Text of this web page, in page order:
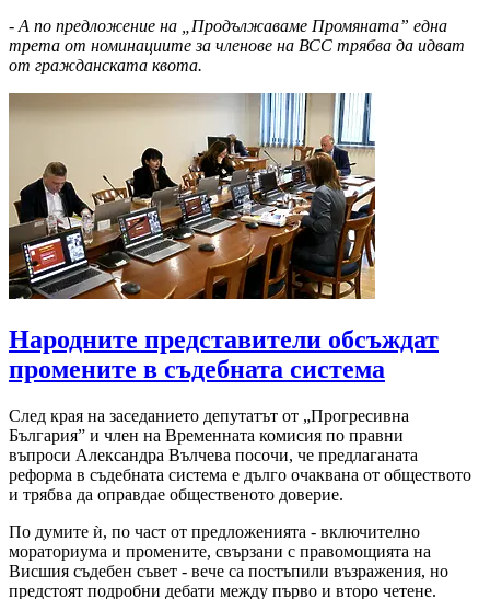
- А по предложение на „Продължаваме Промяната” една
трета от номинациите за членове на ВСС трябва да идват
от гражданската квота.
Народните представители обсъждат
промените в съдебната система
След края на заседанието депутатът от „Прогресивна
България” и член на Временната комисия по правни
въпроси Александра Вълчева посочи, че предлаганата
реформа в съдебната система е дълго очаквана от обществото
и трябва да оправдае общественото доверие.
По думите ѝ, по част от предложенията - включително
мораториума и промените, свързани с правомощията на
Висшия съдебен съвет - вече са постъпили възражения, но
предстоят подробни дебати между първо и второ четене.